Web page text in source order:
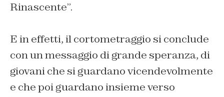
Rinascente”.
E in effetti, il cortometraggio si conclude
con un messaggio di grande speranza, di
giovani che si guardano vicendevolmente
e che poi guardano insieme verso